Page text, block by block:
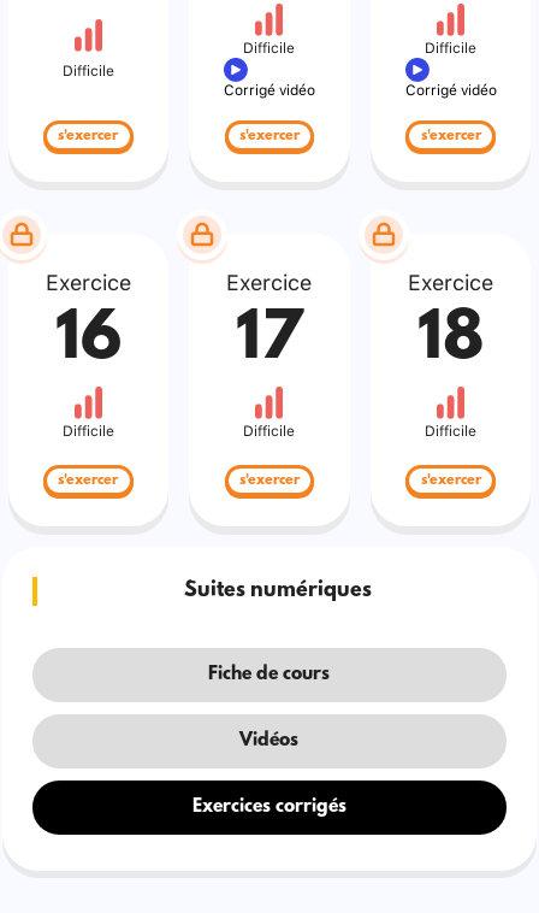
Difficile
s'exercer
Difficile
Corrigé vidéo
s'exercer
Difficile
Corrigé vidéo
s'exercer
Exercice
16
Difficile
s'exercer
Exercice
17
Difficile
s'exercer
Exercice
18
Difficile
s'exercer
Suites numériques
Fiche de cours
Vidéos
Exercices corrigés